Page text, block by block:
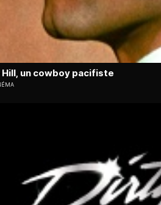
un cowboy pacifiste